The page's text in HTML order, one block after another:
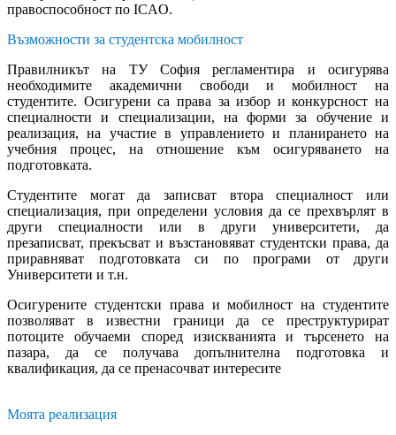
правоспособност по ICAO.
Възможности за студентска мобилност
Правилникът на ТУ София регламентира и осигурява
необходимите академични свободи и мобилност на
студентите. Осигурени са права за избор и конкурсност на
специалности и специализации, на форми за обучение и
реализация, на участие в управлението и планирането на
учебния процес, на отношение към осигуряването на
подготовката.
Студентите могат да записват втора специалност или
специализация, при определени условия да се прехвърлят в
други специалности или в други университети, да
презаписват, прекъсват и възстановяват студентски права, да
приравняват подготовката си по програми от други
Университети и т.н.
Осигурените студентски права и мобилност на студентите
позволяват в известни граници да се преструктурират
потоците обучаеми според изискванията и търсенето на
пазара, да се получава допълнителна подготовка и
квалификация, да се пренасочват интересите
Моята реализация